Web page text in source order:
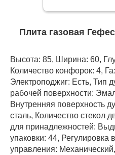
Плита газовая
Высота: 85, Ширина: 60,
Количество конфорок: 4,
Электроподжиг: Есть, Тип
рабочей поверхности:
Внутренняя поверхность
сталь, Количество стекол
для принадлежностей:
упаковки: 44, Регулировка
управления: